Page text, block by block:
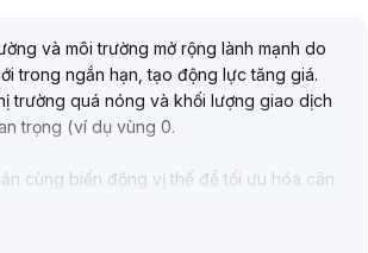
và môi trường mở rộng lành mạnh do
trong ngắn hạn, tạo động lực tăng giá.
trường quá nóng và khối lượng giao dịch
trọng (ví dụ vùng 0.
cùng biến động vị thế để tối ưu hóa cân